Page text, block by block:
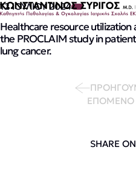
12 ΙΟΥΛΙΟΥ 2024
Healthcare resource utilization
the PROCLAIM study in
lung cancer.
SHARE ON
ΕΠΟΜΕΝΟ